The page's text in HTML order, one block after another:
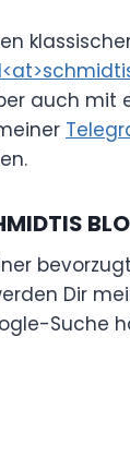
auch mit
Dir
Suche